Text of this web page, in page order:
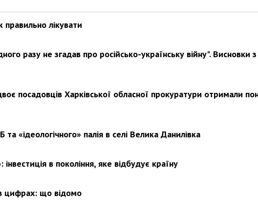
лікувати
разу не згадав про російсько-українську війну". Висновки з
посадовців Харківської обласної прокуратури отримали
«ідеологічного» палія в селі Велика Данилівка
в покоління, яке відбудує країну
цифрах: що відомо